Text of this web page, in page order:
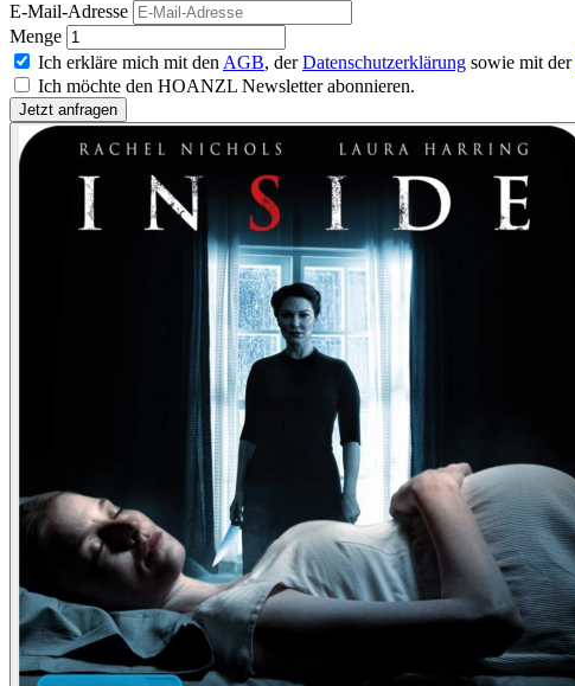
E-Mail-Adresse
Menge
Ich erkläre mich mit den AGB, derDatenschutzerklärung sowie mit der
Ich möchte den HOANZL Newsletter abonnieren.